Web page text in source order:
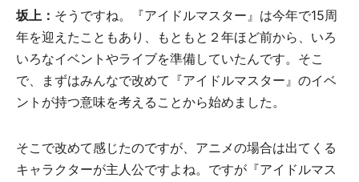
坂上： そうですね。『アイドルマスター』は今年で15周
年を迎えたこともあり、もともと２年ほど前から、いろ
いろなイベントやライブを準備していたんです。そこ
で、まずはみんなで改めて『アイドルマスター』のイベ
ントが持つ意味を考えることから始めました。
そこで改めて感じたのですが、アニメの場合は出てくる
キャラクターが主人公ですよね。ですが『アイドルマス